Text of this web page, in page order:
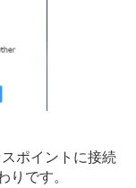
ポイントに接続
です。